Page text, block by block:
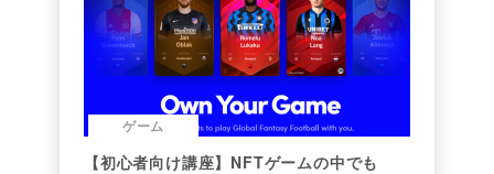
ゲーム
【初心者向け講座】NFTゲームの中でも